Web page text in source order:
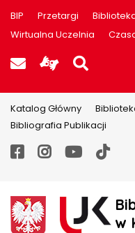
BIP Przetargi
Wirtualna Uczelnia
Poczta UJK
Katalog Główny
Bibliografia Publikacji
Facebook
Instagram
w